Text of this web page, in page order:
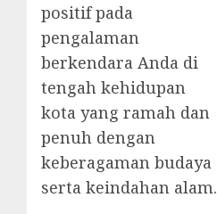
positif pada
pengalaman
berkendara Anda di
tengah kehidupan
kota yang ramah dan
penuh dengan
keberagaman budaya
serta keindahan alam.